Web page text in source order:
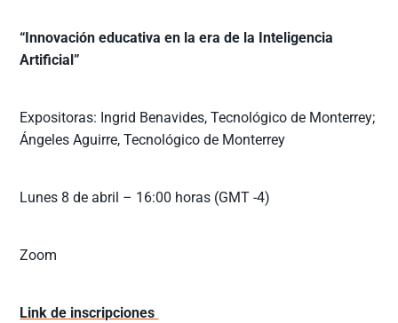
“Innovación educativa en la era de la Inteligencia
Artificial”
Expositoras: Ingrid Benavides, Tecnológico de Monterrey;
Ángeles Aguirre, Tecnológico de Monterrey
Lunes 8 de abril – 16:00 horas (GMT -4)
Zoom
Link de inscripciones